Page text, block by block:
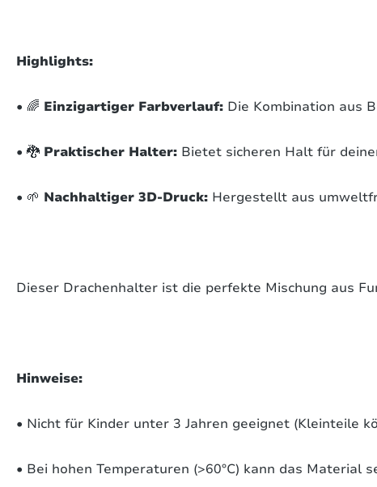
Highlights:
• 🌈 Einzigartiger Farbverlauf: Die Kombination aus
• 🐉 Praktischer Halter: Bietet sicheren Halt für
• 🌱 Nachhaltiger 3D-Druck: Hergestellt aus
Dieser Drachenhalter ist die perfekte Mischung aus
Hinweise:
• Nicht für Kinder unter 3 Jahren geeignet (Kleinteile
• Bei hohen Temperaturen (>60°C) kann das Material